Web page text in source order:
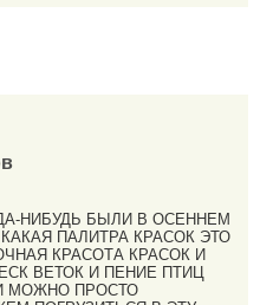
НИБУДЬ БЫЛИ В ОСЕННЕМ
ПАЛИТРА КРАСОК ЭТО
КРАСОТА КРАСОК И
ВЕТОК И ПЕНИЕ ПТИЦ
МОЖНО ПРОСТО